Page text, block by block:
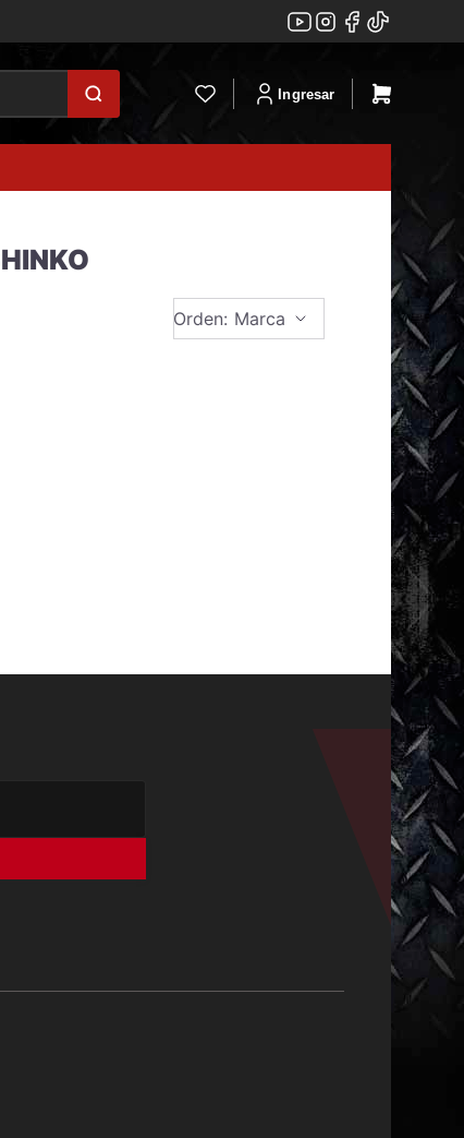
Ingresar
Orden: Marca